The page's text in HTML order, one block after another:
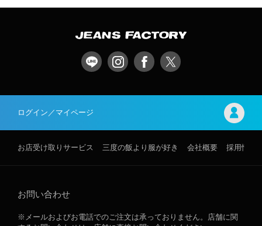
ログイン／マイページ
お店受け取りサービス 三度の飯より服が好き 会社概要 採用情報
お問い合わせ
※メールおよびお電話でのご注文は承っておりません。店舗に関